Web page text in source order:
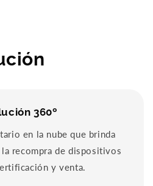
360º
en la nube que brinda
recompra de dispositivos
y venta.